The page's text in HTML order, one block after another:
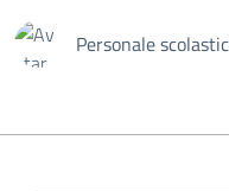
Personale